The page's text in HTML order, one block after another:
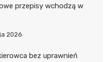
przepisy wchodzą w
2026
bez uprawnień